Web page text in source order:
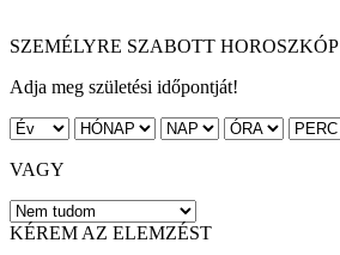
SZEMÉLYRE SZABOTT HOROSZKÓP
Adja meg születési időpontját!
VAGY
KÉREM AZ ELEMZÉST